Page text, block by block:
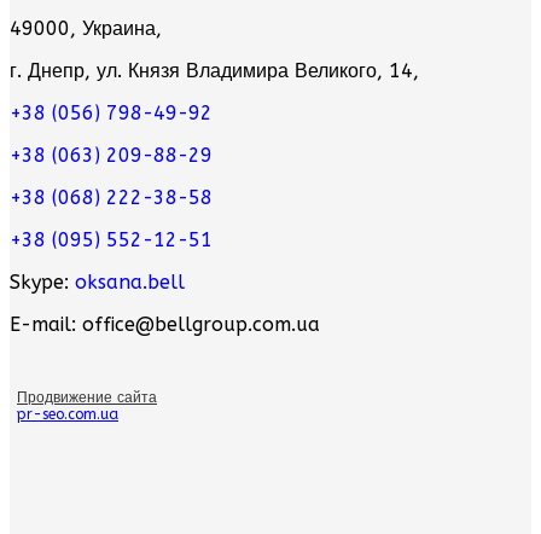
49000, Украина,
г. Днепр, ул. Князя Владимира Великого, 14,
+38 (056) 798-49-92
+38 (063) 209-88-29
+38 (068) 222-38-58
+38 (095) 552-12-51
Skype: oksana.bell
E-mail: office@bellgroup.com.ua
Продвижение сайта
pr-seo.com.ua